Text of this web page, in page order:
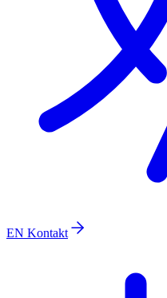
EN Kontakt